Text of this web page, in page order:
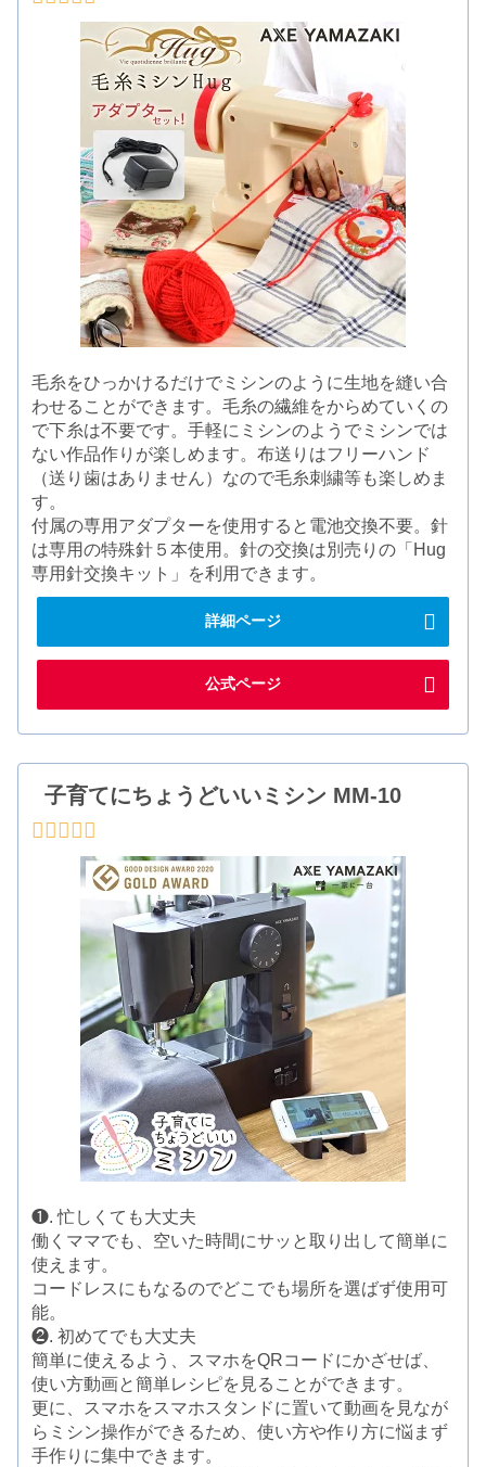
毛糸をひっかけるだけでミシンのように生地を縫い合
わせることができます。毛糸の繊維をからめていくの
で下糸は不要です。手軽にミシンのようでミシンでは
ない作品作りが楽しめます。布送りはフリーハンド
（送り歯はありません）なので毛糸刺繍等も楽しめま
す。
付属の専用アダプターを使用すると電池交換不要。針
は専用の特殊針５本使用。針の交換は別売りの「Hug
専用針交換キット」を利用できます。
詳細ページ
公式ページ
子育てにちょうどいいミシン MM-10
❶. 忙しくても大丈夫
働くママでも、空いた時間にサッと取り出して簡単に
使えます。
コードレスにもなるのでどこでも場所を選ばず使用可
能。
❷. 初めてでも大丈夫
簡単に使えるよう、スマホをQRコードにかざせば、
使い方動画と簡単レシピを見ることができます。
更に、スマホをスマホスタンドに置いて動画を見なが
らミシン操作ができるため、使い方や作り方に悩まず
手作りに集中できます。